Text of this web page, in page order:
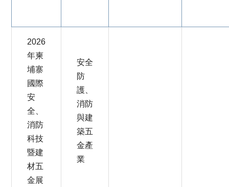
2026
年柬
埔寨
國際
安
全、
消防
科技
暨建
材五
金展
安全
防
護、
消防
與建
築五
金產
業